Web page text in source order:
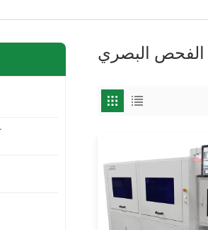
الفحص البصري